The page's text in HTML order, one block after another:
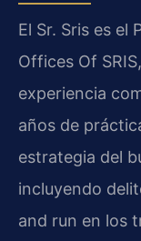
El Sr. Sris es el
Offices Of
experiencia
años de
estrategia del
incluyendo
and run en los